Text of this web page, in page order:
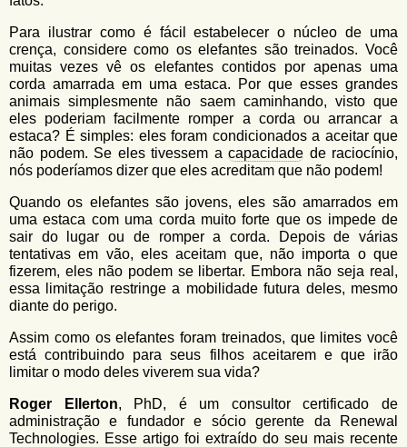
Para ilustrar como é fácil estabelecer o núcleo de uma
crença, considere como os elefantes são treinados. Você
muitas vezes vê os elefantes contidos por apenas uma
corda amarrada em uma estaca. Por que esses grandes
animais simplesmente não saem caminhando, visto que
eles poderiam facilmente romper a corda ou arrancar a
estaca? É simples: eles foram condicionados a aceitar que
não podem. Se eles tivessem a capacidade de raciocínio,
nós poderíamos dizer que eles acreditam que não podem!
Quando os elefantes são jovens, eles são amarrados em
uma estaca com uma corda muito forte que os impede de
sair do lugar ou de romper a corda. Depois de várias
tentativas em vão, eles aceitam que, não importa o que
fizerem, eles não podem se libertar. Embora não seja real,
essa limitação restringe a mobilidade futura deles, mesmo
diante do perigo.
Assim como os elefantes foram treinados, que limites você
está contribuindo para seus filhos aceitarem e que irão
limitar o modo deles viverem sua vida?
Roger Ellerton, PhD, é um consultor certificado de
administração e fundador e sócio gerente da Renewal
Technologies. Esse artigo foi extraído do seu mais recente